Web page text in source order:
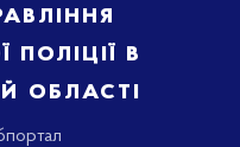
в
області